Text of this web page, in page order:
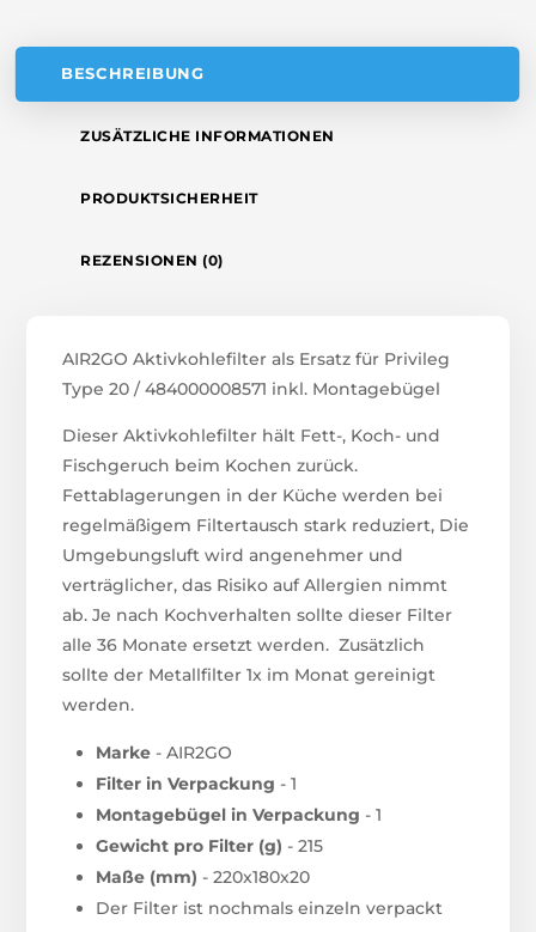
BESCHREIBUNG
ZUSÄTZLICHE INFORMATIONEN
PRODUKTSICHERHEIT
REZENSIONEN (0)
AIR2GO Aktivkohlefilter als Ersatz für Privileg
Type 20 / 484000008571 inkl. Montagebügel
Dieser Aktivkohlefilter hält Fett-, Koch- und
Fischgeruch beim Kochen zurück.
Fettablagerungen in der Küche werden bei
regelmäßigem Filtertausch stark reduziert, Die
Umgebungsluft wird angenehmer und
verträglicher, das Risiko auf Allergien nimmt
ab. Je nach Kochverhalten sollte dieser Filter
alle 36 Monate ersetzt werden. Zusätzlich
sollte der Metallfilter 1x im Monat gereinigt
werden.
Marke - AIR2GO
Filter in Verpackung - 1
Montagebügel in Verpackung - 1
Gewicht pro Filter (g) - 215
Maße (mm) - 220x180x20
Der Filter ist nochmals einzeln verpackt